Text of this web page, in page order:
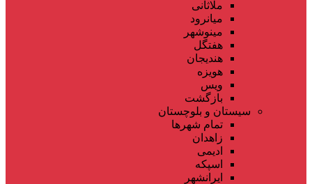
ملاثانی
میانرود
مینوشهر
هفتگل
هندیجان
هویزه
ویس
بازگشت
سیستان و بلوچستان
تمام شهر‌ها
زاهدان
ادیمی
اسپکه
ایرانشهر